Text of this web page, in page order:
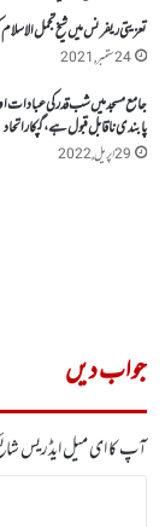
تعزیتی ریفرنس میں شیخ تجمل
24 ستمبر, 2021
جامع مسجد میں شب قدر کی عبادات اور
پابندی ناقابل قبول ہے، گپکار اتحاد
29 اپریل, 2022
جواب دیں
آپ کا ای میل ایڈریس